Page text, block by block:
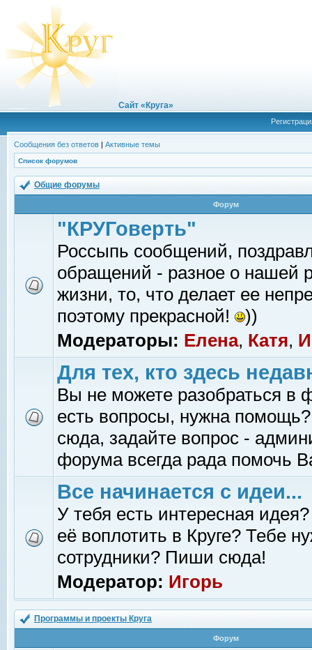
Сайт «Круга»
Сообщения без ответов | Активные темы
Список форумов
Общие форумы
Форум
"КРУГоверть"
Россыпь сообщений,
обращений - разное о нашей
жизни, то, что делает ее
поэтому прекрасной!
))
Модераторы: Елена, Катя,
Для тех, кто здесь
Вы не можете разобраться в
есть вопросы, нужна помощь?
сюда, задайте вопрос -
форума всегда рада помочь
Все начинается с идеи...
У тебя есть интересная
её воплотить в Круге? Тебе
сотрудники? Пиши сюда!
Модератор: Игорь
Программы и проекты Круга
Форум